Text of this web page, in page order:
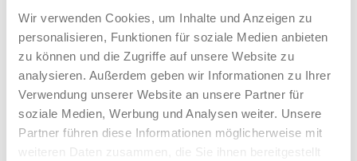
Wir verwenden Cookies, um Inhalte und Anzeigen zu
personalisieren, Funktionen für soziale Medien anbieten
zu können und die Zugriffe auf unsere Website zu
analysieren. Außerdem geben wir Informationen zu Ihrer
Verwendung unserer Website an unsere Partner für
soziale Medien, Werbung und Analysen weiter. Unsere
Partner führen diese Informationen möglicherweise mit
weiteren Daten zusammen, die Sie ihnen bereitgestellt
26.443 €*
Ihr Team für VW ID.5 bei
POTTHOFF in Hamm: